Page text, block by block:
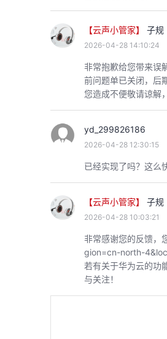
【云声小管家】 子规
2026-04-28 14:10:24
非常抱歉给您带来误
前问题单已关闭，后
您造成不便敬请谅解
yd_299826186
2026-04-28 12:30:15
已经实现了吗？这么
【云声小管家】 子规
2026-04-28 10:03:21
非常感谢您的反馈，
gion=cn-north-
若有关于华为云的功
与关注！